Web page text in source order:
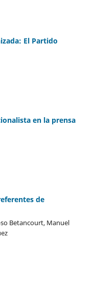
El Partido
en la prensa
de
Betancourt, Manuel